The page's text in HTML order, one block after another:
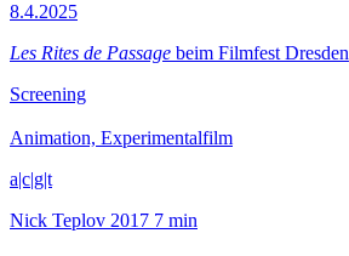
8.4.2025
Les Rites de Passage beim Filmfest Dresden
Screening
Animation, Experimentalfilm
a|c|g|t
Nick Teplov 2017 7 min